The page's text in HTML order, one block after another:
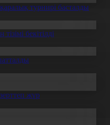
турнирі басталды
бекітілді
жүр